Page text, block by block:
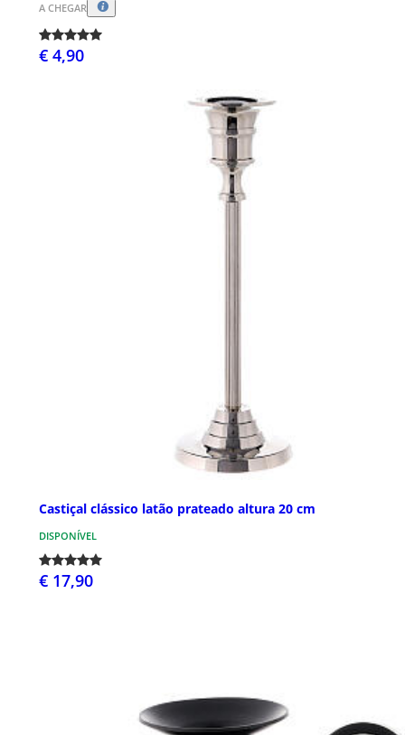
A CHEGAR
€ 4,90
Castiçal clássico latão prateado altura 20 cm
DISPONÍVEL
€ 17,90